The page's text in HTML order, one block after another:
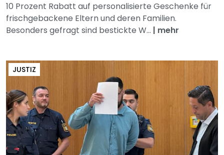
10 Prozent Rabatt auf personalisierte Geschenke für
frischgebackene Eltern und deren Familien.
Besonders gefragt sind bestickte W... | mehr
JUSTIZ